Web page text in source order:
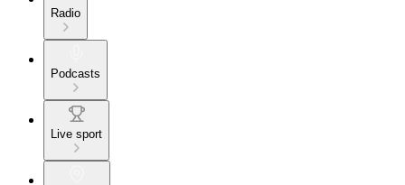
Radio
Podcasts
Live sport